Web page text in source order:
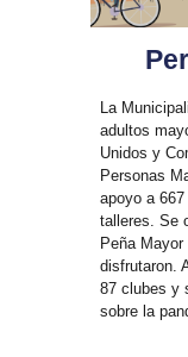
La
adultos
Unidos y
Personas
apoyo a
talleres. Se
Peña
disfrutaron.
87 clubes y
sobre la